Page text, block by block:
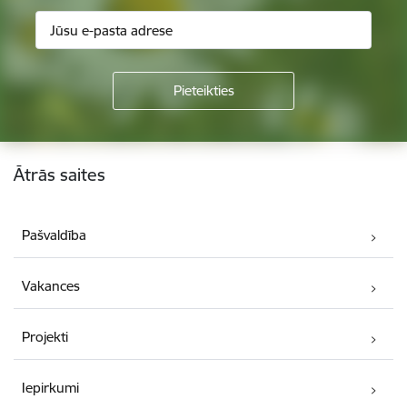
Kājene
Ātrās saites
Pašvaldība
Vakances
Projekti
Iepirkumi